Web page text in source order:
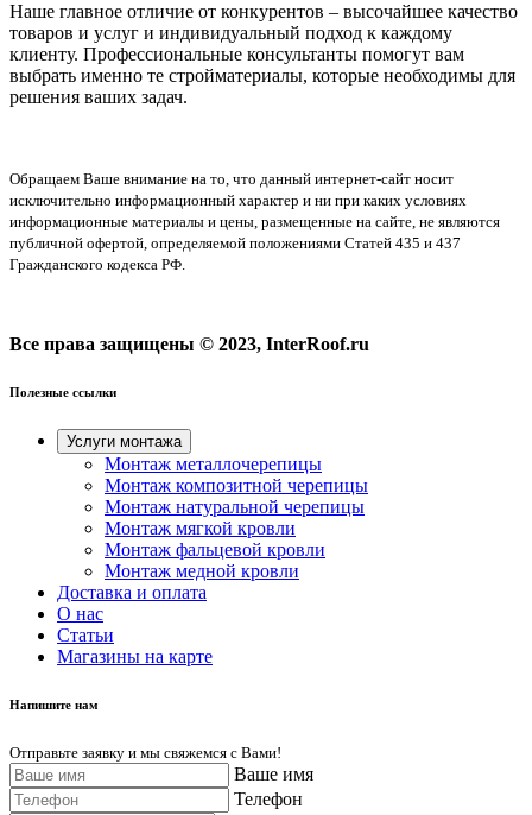
Наше главное отличие от конкурентов – высочайшее качество
товаров и услуг и индивидуальный подход к каждому
клиенту. Профессиональные консультанты помогут вам
выбрать именно те стройматериалы, которые необходимы для
решения ваших задач.
Обращаем Ваше внимание на то, что данный интернет-сайт носит
исключительно информационный характер и ни при каких условиях
информационные материалы и цены, размещенные на сайте, не являются
публичной офертой, определяемой положениями Статей 435 и 437
Гражданского кодекса РФ.
Все права защищены © 2023, InterRoof.ru
Полезные ссылки
Услуги монтажа
Монтаж металлочерепицы
Монтаж композитной черепицы
Монтаж натуральной черепицы
Монтаж мягкой кровли
Монтаж фальцевой кровли
Монтаж медной кровли
Доставка и оплата
О нас
Cтатьи
Магазины на карте
Напишите нам
Отправьте заявку и мы свяжемся с Вами!
Ваше имя
Телефон